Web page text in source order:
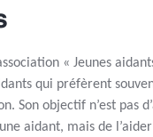
« Jeunes
qui préfèrent
Son objectif n’est pas
aidant, mais de